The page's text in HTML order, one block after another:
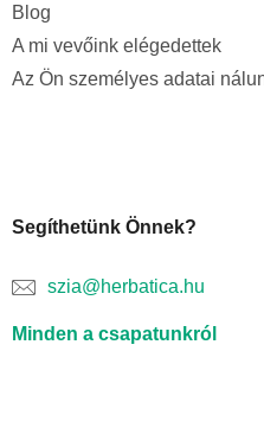
Blog
A mi vevőink elégedettek
Az Ön személyes adatai
Segíthetünk Önnek?
szia@herbatica.hu
Minden a csapatunkról